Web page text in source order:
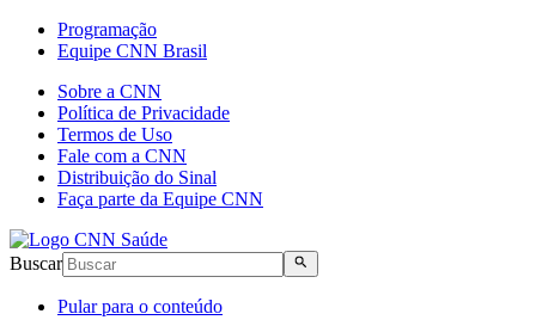
Programação
Equipe CNN Brasil
Sobre a CNN
Política de Privacidade
Termos de Uso
Fale com a CNN
Distribuição do Sinal
Faça parte da Equipe CNN
Buscar
Pular para o conteúdo